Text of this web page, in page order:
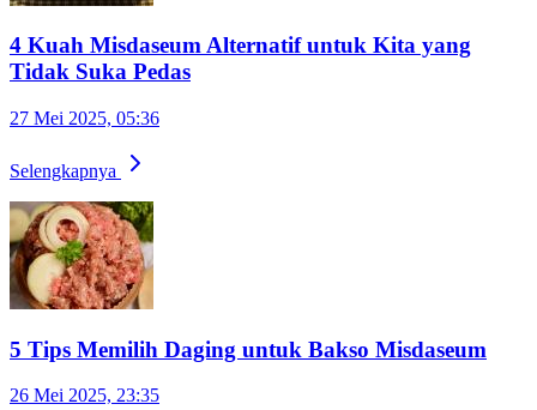
4 Kuah Misdaseum Alternatif untuk Kita yang
Tidak Suka Pedas
27 Mei 2025, 05:36
Selengkapnya
5 Tips Memilih Daging untuk Bakso Misdaseum
26 Mei 2025, 23:35